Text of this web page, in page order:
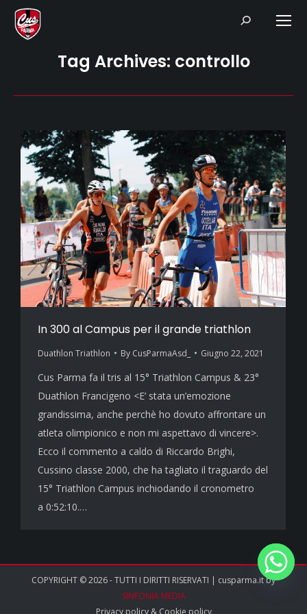
Search:
Tag Archives: controllo
In 300 al Campus per il grande triathlon
Duathlon Triathlon By CusParmaAsd_ Giugno 22, 2021
Cus Parma fa il tris al 15° Triathlon Campus & 23°
Duathlon Francigeno <E’ stata un’emozione
grandissima, anche perchè ho dovuto affrontare un
atleta olimpionico e non mi aspettavo di vincere>.
Ecco il commento a caldo di Riccardo Brighi,
Cussino classe 2000, che ha tagliato il traguardo del
15° Triathlon Campus inchiodando il cronometro
a 0:52:10.…
COPYRIGHT © 2026 - TUTTI I DIRITTI RISERVATI | cusparma.it by
SINFONIA MEDIA
Privacy policy& Cookie policy